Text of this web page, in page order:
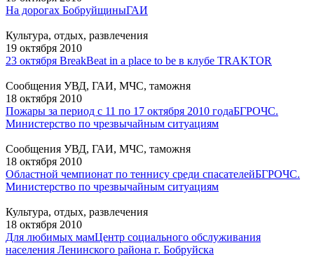
На дорогах БобруйщиныГАИ
Культура, отдых, развлечения
19 октября 2010
23 октября BreakBeat in a place to be в клубе TRAKTOR
Сообщения УВД, ГАИ, МЧС, таможня
18 октября 2010
Пожары за период с 11 по 17 октября 2010 годаБГРОЧС.
Министерство по чрезвычайным ситуациям
Сообщения УВД, ГАИ, МЧС, таможня
18 октября 2010
Областной чемпионат по теннису среди спасателейБГРОЧС.
Министерство по чрезвычайным ситуациям
Культура, отдых, развлечения
18 октября 2010
Для любимых мамЦентр социального обслуживания
населения Ленинского района г. Бобруйска